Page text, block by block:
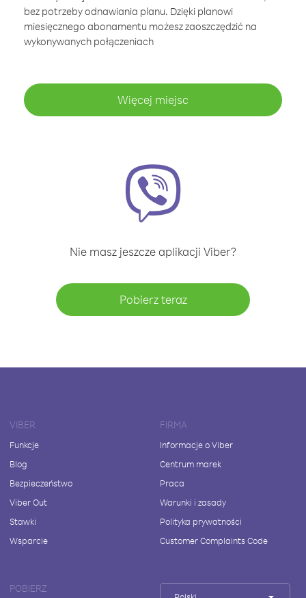
bez potrzeby odnawiania planu. Dzięki planowi
miesięcznego abonamentu możesz zaoszczędzić na
wykonywanych połączeniach
Więcej miejsc
Nie masz jeszcze aplikacji Viber?
Pobierz teraz
VIBER
Funkcje
Blog
Bezpieczeństwo
Viber Out
Stawki
Wsparcie
FIRMA
Informacje o Viber
Centrum marek
Praca
Warunki i zasady
Polityka prywatności
Customer Complaints Code
POBIERZ